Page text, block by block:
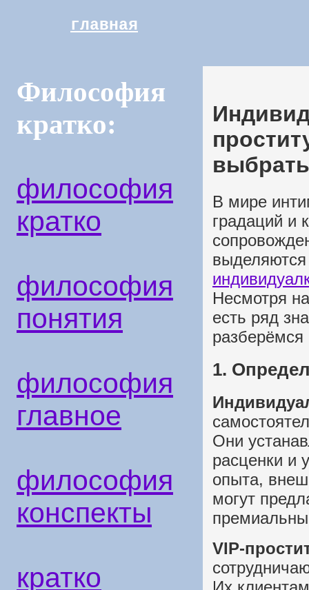
главная
Философия
кратко:
философия
кратко
философия
понятия
философия
главное
философия
конспекты
кратко
В мире
градаций и
Несмотря
есть ряд
разберёмся
1.
Они
расценки и
опыта,
могут
VIP-